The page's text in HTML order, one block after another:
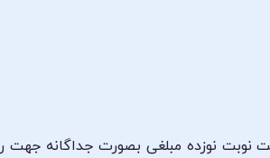
نوبت نوزده مبلغی بصورت جداگانه جهت